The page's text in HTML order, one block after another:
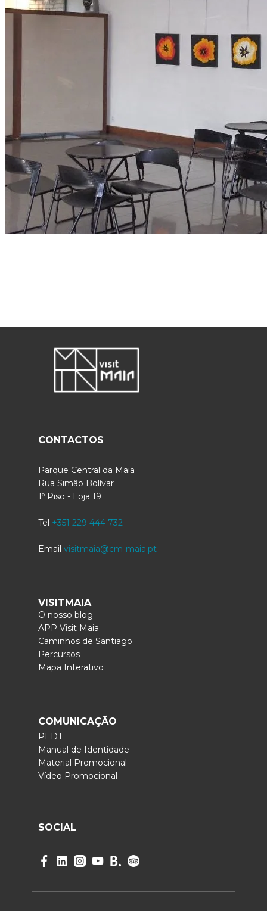
CONTACTOS
Parque Central da Maia
Rua Simão Bolívar
1º Piso - Loja 19
Tel +351 229 444 732
Email visitmaia@cm-maia.pt
VISITMAIA
O nosso blog
APP Visit Maia
Caminhos de Santiago
Percursos
Mapa Interativo
COMUNICAÇÃO
PEDT
Manual de Identidade
Material Promocional
Vídeo Promocional
SOCIAL